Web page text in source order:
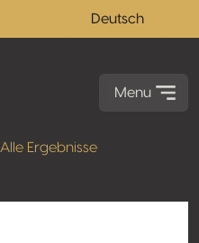
Deutsch
Menu
Alle Ergebnisse